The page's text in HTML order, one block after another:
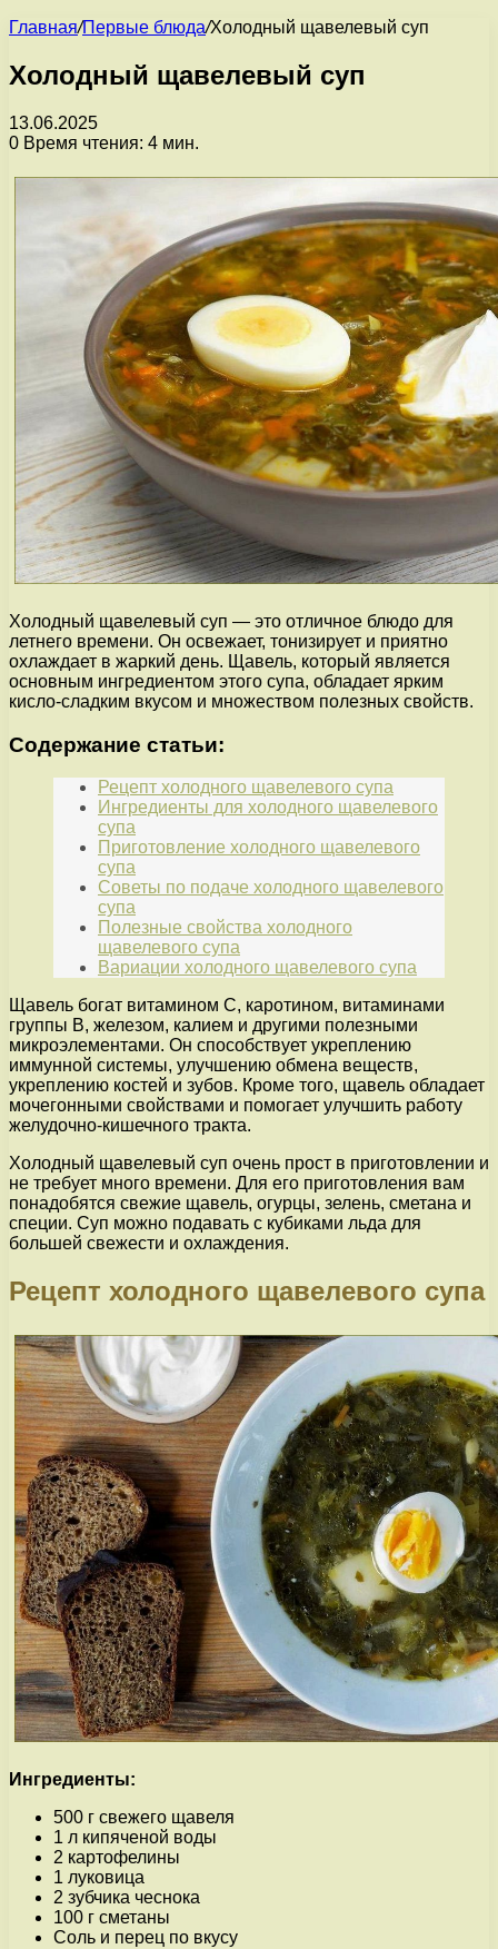
Главная/Первые блюда/Холодный щавелевый суп
Холодный щавелевый суп
13.06.2025
0 Время чтения: 4 мин.
Холодный щавелевый суп — это отличное блюдо для
летнего времени. Он освежает, тонизирует и приятно
охлаждает в жаркий день. Щавель, который является
основным ингредиентом этого супа, обладает ярким
кисло-сладким вкусом и множеством полезных свойств.
Содержание статьи:
Рецепт холодного щавелевого супа
Ингредиенты для холодного щавелевого
супа
Приготовление холодного щавелевого
супа
Советы по подаче холодного щавелевого
супа
Полезные свойства холодного
щавелевого супа
Вариации холодного щавелевого супа
Щавель богат витамином C, каротином, витаминами
группы В, железом, калием и другими полезными
микроэлементами. Он способствует укреплению
иммунной системы, улучшению обмена веществ,
укреплению костей и зубов. Кроме того, щавель обладает
мочегонными свойствами и помогает улучшить работу
желудочно-кишечного тракта.
Холодный щавелевый суп очень прост в приготовлении и
не требует много времени. Для его приготовления вам
понадобятся свежие щавель, огурцы, зелень, сметана и
специи. Суп можно подавать с кубиками льда для
большей свежести и охлаждения.
Рецепт холодного щавелевого супа
Ингредиенты:
500 г свежего щавеля
1 л кипяченой воды
2 картофелины
1 луковица
2 зубчика чеснока
100 г сметаны
Соль и перец по вкусу